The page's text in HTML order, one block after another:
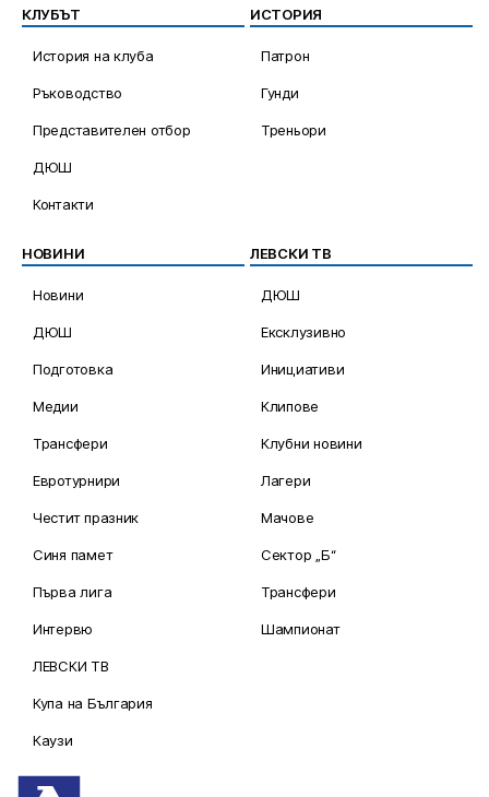
КЛУБЪТ
История на клуба
Ръководство
Представителен отбор
ДЮШ
Контакти
ИСТОРИЯ
Патрон
Гунди
Треньори
НОВИНИ
Новини
ДЮШ
Подготовка
Медии
Трансфери
Евротурнири
Честит празник
Синя памет
Първа лига
Интервю
ЛЕВСКИ ТВ
Купа на България
Каузи
ЛЕВСКИ ТВ
ДЮШ
Ексклузивно
Инициативи
Клипове
Клубни новини
Лагери
Мачове
Сектор „Б“
Трансфери
Шампионат